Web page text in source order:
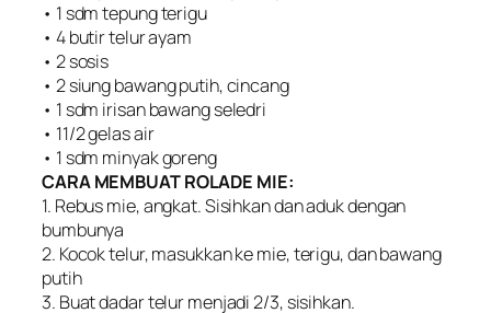
• 1 sdm tepung terigu
• 4 butir telur ayam
• 2 sosis
• 2 siung bawang putih, cincang
• 1 sdm irisan bawang seledri
• 11/2 gelas air
• 1 sdm minyak goreng
CARA MEMBUAT ROLADE MIE:
1. Rebus mie, angkat. Sisihkan dan aduk dengan
bumbunya
2. Kocok telur, masukkan ke mie, terigu, dan bawang
putih
3. Buat dadar telur menjadi 2/3, sisihkan.